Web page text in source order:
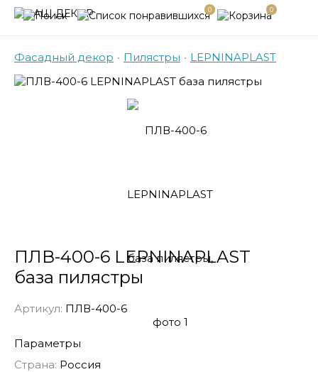
0 0
Фасадный декор • Пилястры • LEPNINAPLAST
ПЛВ-400-6 LEPNINAPLAST
база пилястры
Артикул: ПЛВ-400-6
Параметры
Страна: Россия